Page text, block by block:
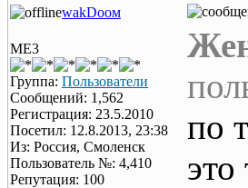
wаkDоом
ME3
Группа: Пользователи
Сообщений: 1,562
Регистрация: 23.5.2010
Посетил: 12.8.2013, 23:38
Из: Россия, Смоленск
Пользователь №: 4,410
Репутация: 100
по
это